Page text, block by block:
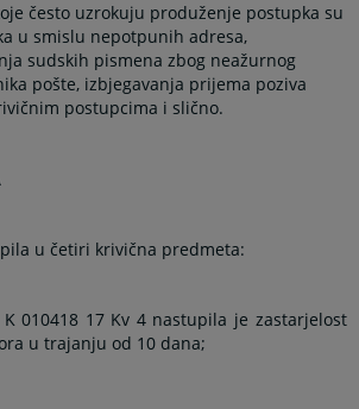
često uzrokuju produženje postupka su
u smislu nepotpunih adresa,
sudskih pismena zbog neažurnog
pošte, izbjegavanja prijema poziva
postupcima i slično.
u četiri krivična predmeta:
010418 17 Kv 4 nastupila je zastarjelost
u trajanju od 10 dana;